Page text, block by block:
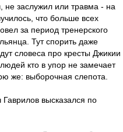
не заслужил или травма - на
что больше всех
за период тренерского
Тут спорить даже
словеса про кресты Джикии
кто в упор не замечает
же: выборочная слепота.
высказался по